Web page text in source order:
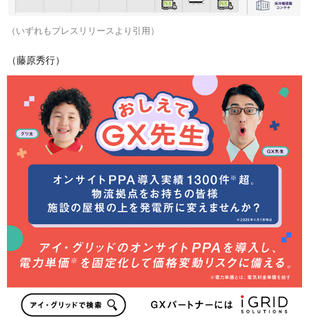
（いずれもプレスリリースより引用）
（藤原秀行）